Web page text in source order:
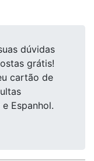
dúvidas
grátis!
cartão de
Espanhol.